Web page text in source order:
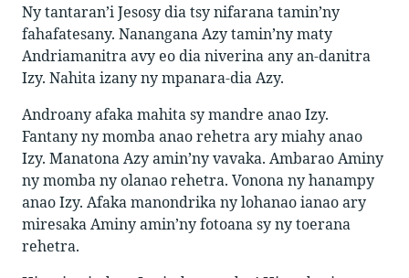
Ny tantaran’i Jesosy dia tsy nifarana tamin’ny
fahafatesany. Nanangana Azy tamin’ny maty
Andriamanitra avy eo dia niverina any an-danitra
Izy. Nahita izany ny mpanara-dia Azy.
Androany afaka mahita sy mandre anao Izy.
Fantany ny momba anao rehetra ary miahy anao
Izy. Manatona Azy amin’ny vavaka. Ambarao Aminy
ny momba ny olanao rehetra. Vonona ny hanampy
anao Izy. Afaka manondrika ny lohanao ianao ary
miresaka Aminy amin’ny fotoana sy ny toerana
rehetra.